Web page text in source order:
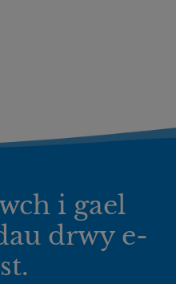
i gael
drwy e-